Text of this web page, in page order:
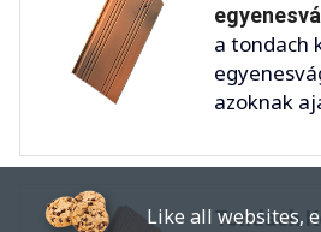
a tondach
azoknak
Tondach
Like all websites,